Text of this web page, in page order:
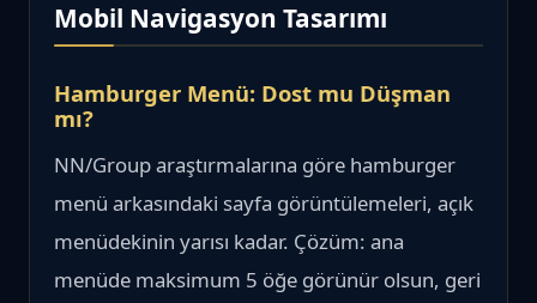
Mobil Navigasyon Tasarımı
Hamburger Menü: Dost mu Düşman
mı?
NN/Group araştırmalarına göre hamburger
menü arkasındaki sayfa görüntülemeleri, açık
menüdekinin yarısı kadar. Çözüm: ana
menüde maksimum 5 öğe görünür olsun, geri